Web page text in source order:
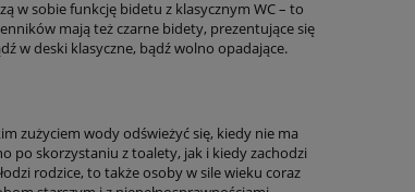
w sobie funkcję bidetu z klasycznym WC – to
mają też czarne bidety, prezentujące się
w deski klasyczne, bądź wolno opadające.
zużyciem wody odświeżyć się, kiedy nie ma
po skorzystaniu z toalety, jak i kiedy zachodzi
rodzice, to także osoby w sile wieku coraz